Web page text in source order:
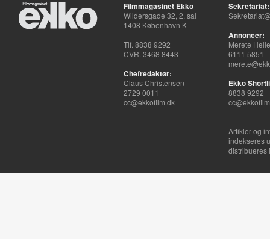
Filmmagasinet Ekko
Wildersgade 32, 2. sal
1408 København K
Tlf. 8838 9292
CVR. 3468 8443
Chefredaktør:
Claus Christensen
2729 0011
cc@ekkofilm.dk
Sekretariat:
Annoncer:
Merete
6111 5851
Ekko
8838 9292
Artikler og
indekseres
distribueres